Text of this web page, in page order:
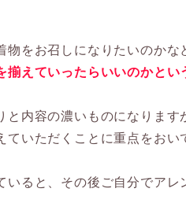
物をお召しになりたいのかな
揃えていったらいいのかとい
と内容の濃いものになります
ていただくことに重点をおい
いると、その後ご自分でアレ